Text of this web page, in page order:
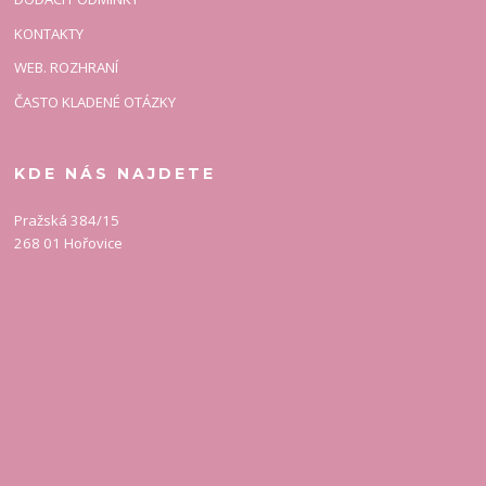
KONTAKTY
WEB. ROZHRANÍ
ČASTO KLADENÉ OTÁZKY
KDE NÁS NAJDETE
Pražská 384/15
268 01 Hořovice